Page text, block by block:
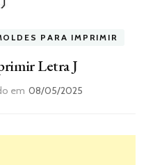
PARA IMPRIMIR
Letra J
em 08/05/2025